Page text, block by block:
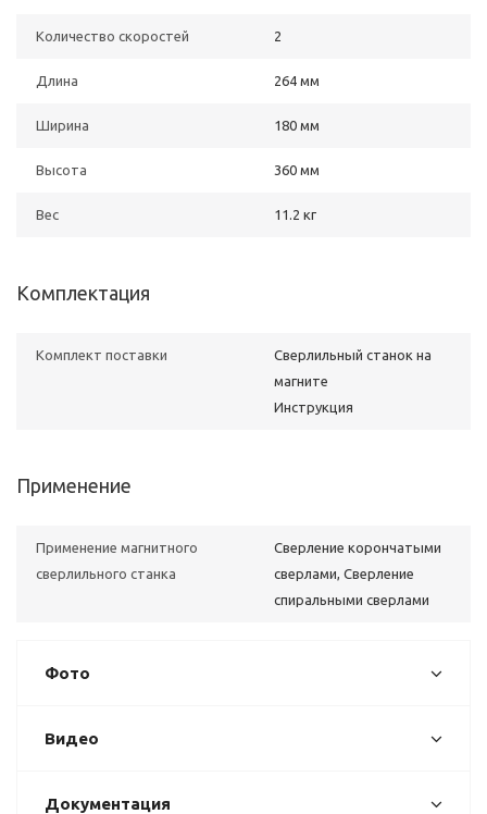
Количество скоростей 2
Длина 264 мм
Ширина 180 мм
Высота 360 мм
Вес 11.2 кг
Комплектация
Комплект поставки
Сверлильный станок на
магните
Инструкция
Применение
Применение магнитного
сверлильного станка
Сверление корончатыми
сверлами, Сверление
спиральными сверлами
Фото
Видео
Документация